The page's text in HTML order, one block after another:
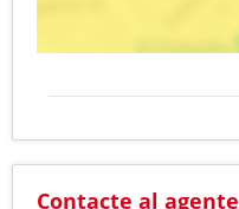
Contacte al agente